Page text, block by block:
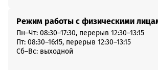
Режим работы с физическими
Пн–Чт: 08:30–17:30, перерыв 12:30–13:15
Пт: 08:30–16:15, перерыв 12:30–13:15
Сб–Вс: выходной